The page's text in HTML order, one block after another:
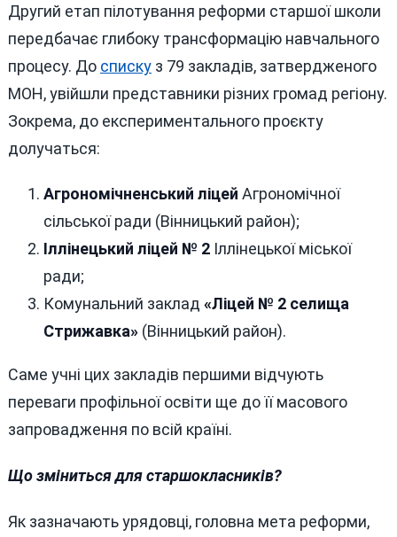
Другий етап пілотування реформи старшої школи
передбачає глибоку трансформацію навчального
процесу. До спискуз 79 закладів, затвердженого
МОН, увійшли представники різних громад регіону.
Зокрема, до експериментального проєкту
долучаться:
Агрономічненський ліцей Агрономічної
сільської ради (Вінницький район);
Іллінецький ліцей № 2Іллінецької міської
ради;
Комунальний заклад «Ліцей № 2 селища
Стрижавка»(Вінницький район).
Саме учні цих закладів першими відчують
переваги профільної освіти ще до її масового
запровадження по всій країні.
Що зміниться для старшокласників?
Як зазначають урядовці, головна мета реформи,